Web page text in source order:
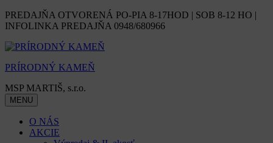
Skip
to
PREDAJŇA OTVORENÁ PO-PIA 8-17HOD | SOB 8-12 HO |
INFOLINKA PREDAJŇA 0948/680966
PRÍRODNÝ KAMEŇ
MSP MARTIŠ, s.r.o.
MENU
O NÁS
AKCIE